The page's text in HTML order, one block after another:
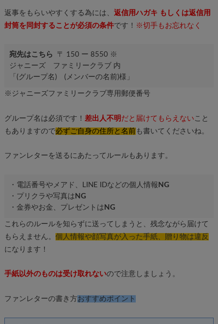
返事をもらいやすくする為には、 返信用ハガキ もしくは返信用
封筒を同封することが必須の条件です！ ※切手もお忘れなく
宛先はこちら
〒 150 ー 8550 ※
ジャニーズ ファミリークラブ 内
「(グループ名) (メンバーの名前)様」
※ジャニーズファミリークラブ専用郵便番号
グループ名は必須です！ 差出人不明 だと届けてもらえない こと
もありますので必ずご自身の住所と名前も書いてくださいね。
ファンレターを送るにあたってルールもあります。
・電話番号やメアド、LINE IDなどの個人情報 NG
・プリクラや写真は NG
・金券やお金、プレゼントは NG
これらのルールを知らずに送ってしまうと、残念ながら届けて
もらえません。 個人情報や顔写真が入った手紙、贈り物は違反
になります！
手紙以外のものは受け取れないので注意しましょう。
ファンレターの書き方おすすめポイント